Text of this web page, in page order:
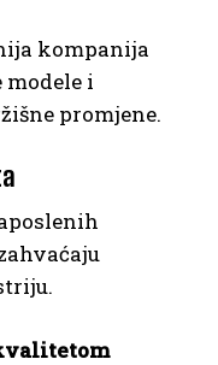
kompanija
i
promjene.